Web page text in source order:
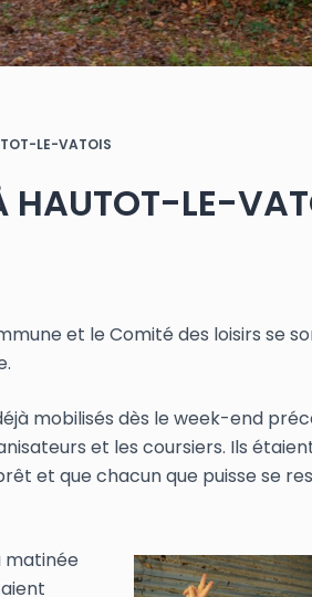
LE-VATOIS
HAUTOT-LE-
et le Comité des loisirs se
mobilisés dès le week-end
et les coursiers. Ils
et que chacun que puisse se
matinée